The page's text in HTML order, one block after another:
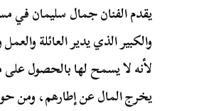
يقدم الفنان جمال سليمان في
والكبير الذي يدير العائلة
لأنه لا يسمح لها بالحصول على
يخرج المال عن إطارهم،